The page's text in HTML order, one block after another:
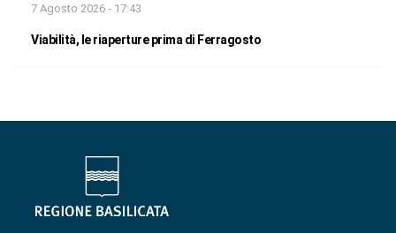
7 Agosto 2026 - 17:43
Viabilità, le riaperture prima di Ferragosto